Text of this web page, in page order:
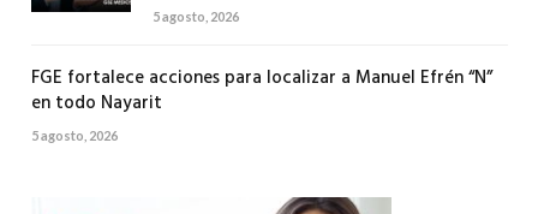
5 agosto, 2026
FGE fortalece acciones para localizar a Manuel Efrén “N”
en todo Nayarit
5 agosto, 2026